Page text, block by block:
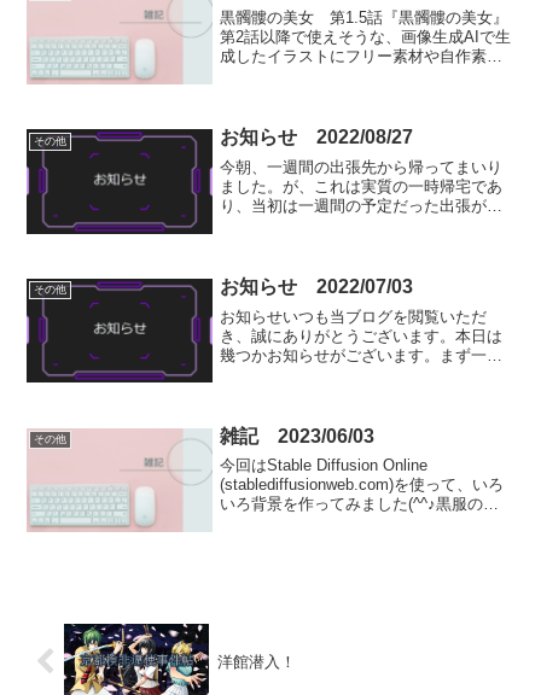
黒髑髏の美女 第1.5話『黒髑髏の美女』
第2話以降で使えそうな、画像生成AIで生
成したイラストにフリー素材や自作素材
がしっかりと巻か...
その他 お知らせ 2022/08/27
今朝、一週間の出張先から帰ってまいり
ました。が、これは実質の一時帰宅であ
り、当初は一週間の予定だった出張がさ
ｼｸｼｸ…）。ま...
その他 お知らせ 2022/07/03
お知らせいつも当ブログを閲覧いただ
き、誠にありがとうございます。本日は
幾つかお知らせがございます。まず一つ
ら更にもう一週間出張が伸び...
その他 雑記 2023/06/03
今回はStable Diffusion Online
(stablediffusionweb.com)を使って、いろ
いろ背景を作ってみました(^^♪黒服の男
洋館潜入！